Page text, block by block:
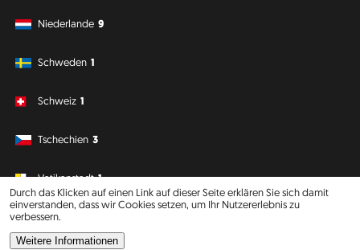
Durch das Klicken auf einen Link auf dieser Seite erklären Sie sich damit
einverstanden, dass wir Cookies setzen, um Ihr Nutzererlebnis zu
verbessern.
Weitere Informationen
Niederlande 9
Schweden 1
Schweiz 1
Tschechien 3
Vatikanstadt 1
Südamerika
Philipp J. Conrad ·